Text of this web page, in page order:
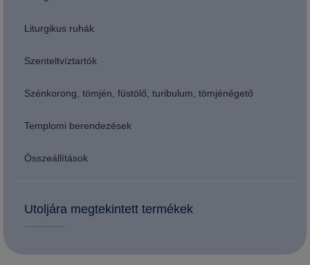
Liturgikus ruhák
Szenteltvíztartók
Szénkorong, tömjén, füstölő, turibulum, tömjénégető
Templomi berendezések
Összeállítások
Utoljára megtekintett termékek